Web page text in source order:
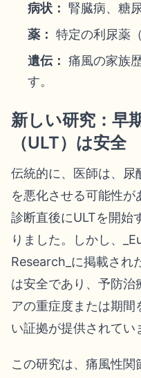
病状： 腎臓病、糖
薬： 特定の利尿薬
遺伝： 痛風の家族
す。
新しい研究：早
（ULT）は安全
伝統的に、医師は、尿
を悪化させる可能性
診断直後にULTを開始
りました。しかし、
Research_に掲載され
は安全であり、予防治
アの重症度または期間
い証拠が提供されてい
この研究は、痛風性関